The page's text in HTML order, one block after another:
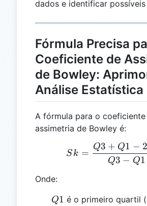
dados e identificar possíveis
Fórmula Precisa
Coeficiente de
de Bowley:
Análise Estatística
A fórmula para o
assimetria de Bowley é:
Sk =
Sk =
Q3 − Q1
Q3 + Q1 − 2
Onde:
Q1
Q1 é o primeiro quartil